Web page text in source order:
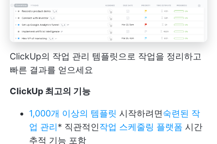
ClickUp의 작업 관리 템플릿으로 작업을 정리하고
빠른 결과를 얻으세요
ClickUp 최고의 기능
1,000개 이상의 템플릿 시작하려면숙련된 작
업 관리* 직관적인작업 스케줄링 플랫폼 시간
추적 기능 포함